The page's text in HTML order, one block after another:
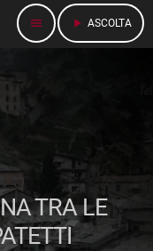
menu play_arrow ASCOLTA
TRA LE